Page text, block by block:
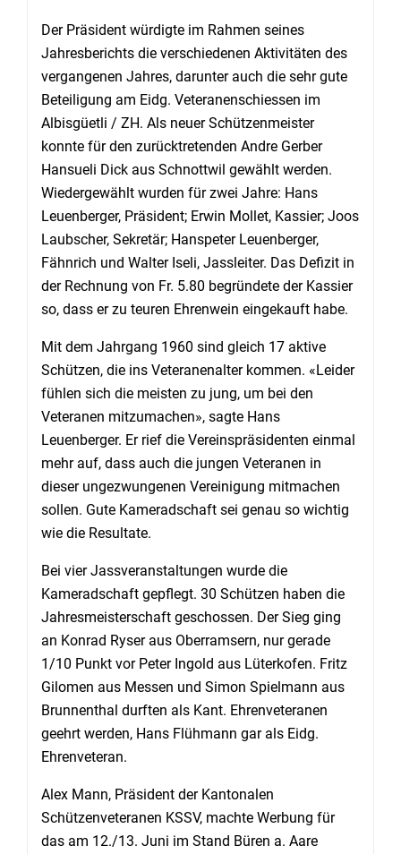
Der Präsident würdigte im Rahmen seines
Jahresberichts die verschiedenen Aktivitäten des
vergangenen Jahres, darunter auch die sehr gute
Beteiligung am Eidg. Veteranenschiessen im
Albisgüetli / ZH. Als neuer Schützenmeister
konnte für den zurücktretenden Andre Gerber
Hansueli Dick aus Schnottwil gewählt werden.
Wiedergewählt wurden für zwei Jahre: Hans
Leuenberger, Präsident; Erwin Mollet, Kassier; Joos
Laubscher, Sekretär; Hanspeter Leuenberger,
Fähnrich und Walter Iseli, Jassleiter. Das Defizit in
der Rechnung von Fr. 5.80 begründete der Kassier
so, dass er zu teuren Ehrenwein eingekauft habe.
Mit dem Jahrgang 1960 sind gleich 17 aktive
Schützen, die ins Veteranenalter kommen. «Leider
fühlen sich die meisten zu jung, um bei den
Veteranen mitzumachen», sagte Hans
Leuenberger. Er rief die Vereinspräsidenten einmal
mehr auf, dass auch die jungen Veteranen in
dieser ungezwungenen Vereinigung mitmachen
sollen. Gute Kameradschaft sei genau so wichtig
wie die Resultate.
Bei vier Jassveranstaltungen wurde die
Kameradschaft gepflegt. 30 Schützen haben die
Jahresmeisterschaft geschossen. Der Sieg ging
an Konrad Ryser aus Oberramsern, nur gerade
1/10 Punkt vor Peter Ingold aus Lüterkofen. Fritz
Gilomen aus Messen und Simon Spielmann aus
Brunnenthal durften als Kant. Ehrenveteranen
geehrt werden, Hans Flühmann gar als Eidg.
Ehrenveteran.
Alex Mann, Präsident der Kantonalen
Schützenveteranen KSSV, machte Werbung für
das am 12./13. Juni im Stand Büren a. Aare